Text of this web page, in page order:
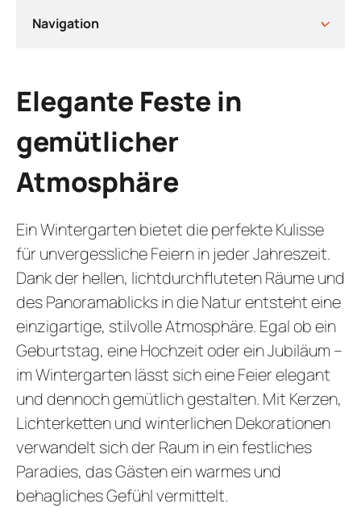
Navigation
Elegante Feste in
gemütlicher
Atmosphäre
Ein Wintergarten bietet die perfekte Kulisse
für unvergessliche Feiern in jeder Jahreszeit.
Dank der hellen, lichtdurchfluteten Räume und
des Panoramablicks in die Natur entsteht eine
einzigartige, stilvolle Atmosphäre. Egal ob ein
Geburtstag, eine Hochzeit oder ein Jubiläum –
im Wintergarten lässt sich eine Feier elegant
und dennoch gemütlich gestalten. Mit Kerzen,
Lichterketten und winterlichen Dekorationen
verwandelt sich der Raum in ein festliches
Paradies, das Gästen ein warmes und
behagliches Gefühl vermittelt.